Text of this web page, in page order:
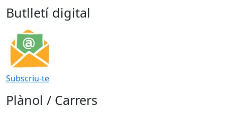
Butlletí digital
Subscriu-te
Plànol / Carrers